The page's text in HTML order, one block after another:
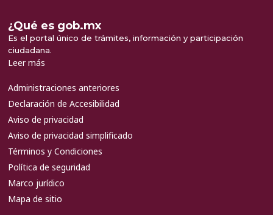
¿Qué es gob.mx
Es el portal único de trámites, información y participación
ciudadana.
Leer más
Administraciones anteriores
Declaración de Accesibilidad
Aviso de privacidad
Aviso de privacidad simplificado
Términos y Condiciones
Política de seguridad
Marco jurídico
Mapa de sitio